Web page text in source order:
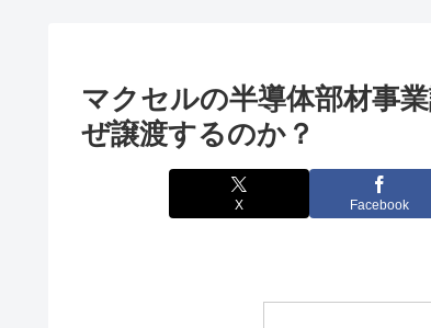
マクセルの半導体部材事
ぜ譲渡するのか？
X Facebook